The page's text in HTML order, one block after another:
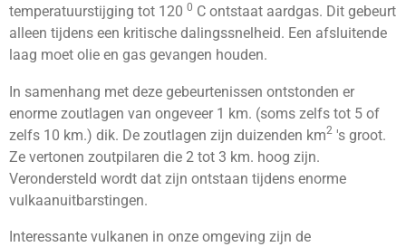
temperatuurstijging tot 120 0 C ontstaat aardgas. Dit gebeurt
alleen tijdens een kritische dalingssnelheid. Een afsluitende
laag moet olie en gas gevangen houden.
In samenhang met deze gebeurtenissen ontstonden er
enorme zoutlagen van ongeveer 1 km. (soms zelfs tot 5 of
zelfs 10 km.) dik. De zoutlagen zijn duizenden km2 's groot.
Ze vertonen zoutpilaren die 2 tot 3 km. hoog zijn.
Verondersteld wordt dat zijn ontstaan tijdens enorme
vulkaanuitbarstingen.
Interessante vulkanen in onze omgeving zijn de